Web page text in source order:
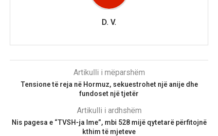
D. V.
Artikulli i mëparshëm
Tensione të reja në Hormuz, sekuestrohet një anije dhe
fundoset një tjetër
Artikulli i ardhshëm
Nis pagesa e “TVSH-ja Ime”, mbi 528 mijë qytetarë përfitojnë
kthim të mjeteve